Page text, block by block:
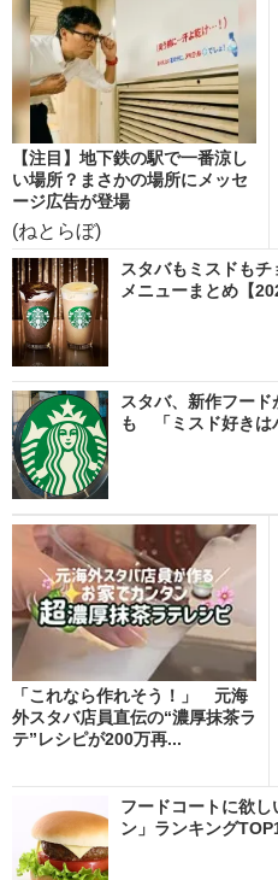
【注目】地下鉄の駅で一番涼し
い場所？まさかの場所にメッセ
ージ広告が登場
(ねとらぼ)
スタバもミスドも
メニューまとめ【
スタバ、新作フー
も 「ミスド好きは
「これなら作れそう！」 元海
外スタバ店員直伝の“濃厚抹茶ラ
テ”レシピが200万再...
フードコートに欲
ン」ランキング